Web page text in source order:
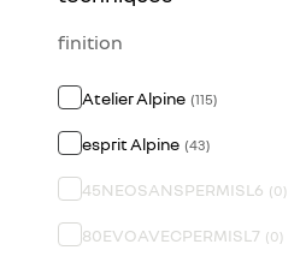
finition
Atelier Alpine (115)
esprit Alpine (43)
45NEOSANSPERMISL6 (0)
80EVOAVECPERMISL7 (0)